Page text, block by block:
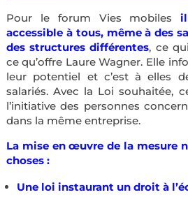
Pour le forum Vies mobiles
accessible à tous, même à des
des structures différentes, ce
ce qu’offre Laure Wagner. Elle
leur potentiel et c’est à elles
salariés. Avec la Loi souhaitée,
l’initiative des personnes
dans la même entreprise.
La mise en œuvre de la mesure
choses :
Une loi instaurant un droit à